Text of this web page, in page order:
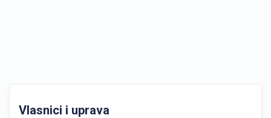
Vlasnici i uprava